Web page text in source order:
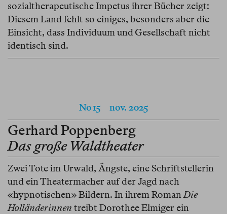
sozialtherapeutische Impetus ihrer Bücher zeigt:
Diesem Land fehlt so einiges, besonders aber die
Einsicht, dass Individuum und Gesellschaft nicht
identisch sind.
No 15 nov. 2025
Gerhard Poppenberg
Das große Waldtheater
Zwei Tote im Urwald, Ängste, eine Schriftstellerin
und ein Theatermacher auf der Jagd nach
«hypnotischen» Bildern. In ihrem RomanDie
Holländerinnen treibt Dorothee Elmiger ein